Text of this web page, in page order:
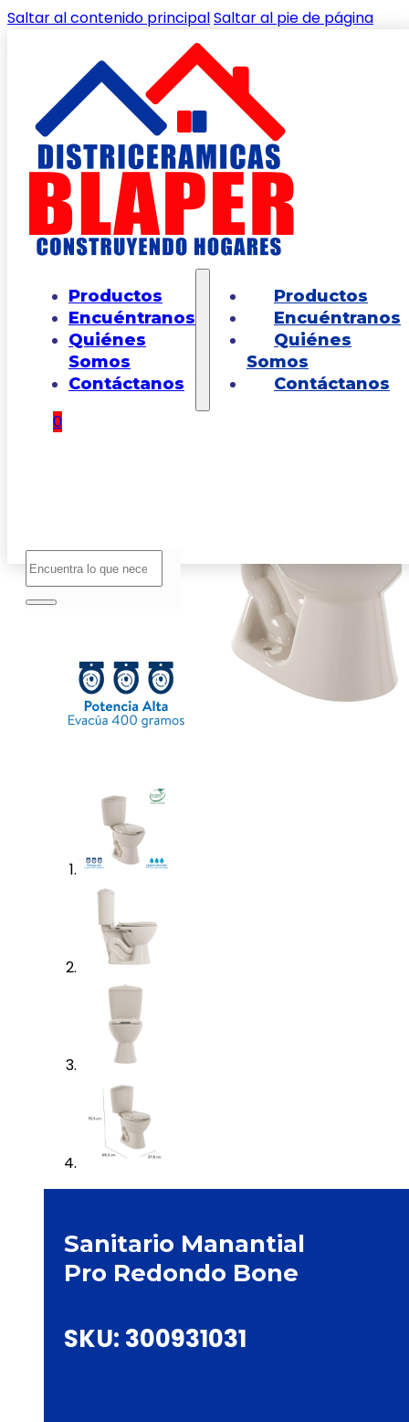
Saltar al contenido principalSaltar al pie de página
Productos
Encuéntranos
Quiénes
Somos
Contáctanos
Productos
Encuéntranos
Quiénes
Somos
Contáctanos
0
Buscar
Inicio/Shop/BAÑOS SANITARIOS /Sanitario
Manantial Pro Redondo Bone
🔍
Sanitario Manantial
Pro Redondo Bone
SKU: 300931031